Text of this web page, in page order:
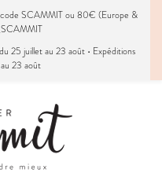
SCAMMIT ou 80€ (Europe &
25 juillet au 23 août • Expéditions
23 août